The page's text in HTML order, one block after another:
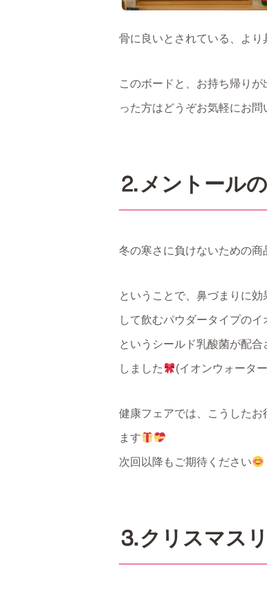
骨に良いとされている、よ
このボードと、お持ち帰り
った方はどうぞお気軽にお問
⒉メントール
冬の寒さに負けないための商
ということで、鼻づまりに
して飲むパウダータイプの
というシールド乳酸菌が配
しました (イオンウォータ
健康フェアでは、こうした
ます
次回以降もご期待ください
⒊クリスマス